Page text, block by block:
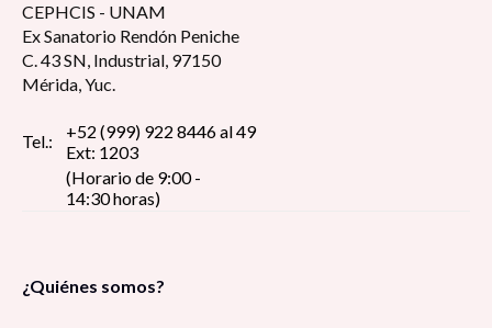
CEPHCIS - UNAM
Ex Sanatorio Rendón Peniche
C. 43 SN, Industrial, 97150
Mérida, Yuc.
Tel.:
+52 (999) 922 8446 al 49
Ext: 1203
(Horario de 9:00 -
14:30 horas)
¿Quiénes somos?